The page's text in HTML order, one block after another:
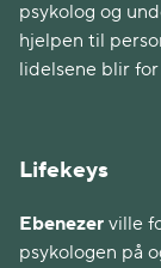
psykolog og
hjelpen til
lidelsene blir
Lifekeys
Ebenezer ville
psykologen på